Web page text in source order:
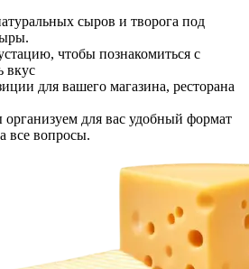
сыров и творога под
чтобы познакомиться с
вкус
для вашего магазина, ресторана
для вас удобный формат
все вопросы.